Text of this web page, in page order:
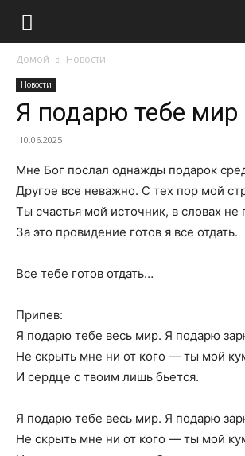
Домой Новости
Новости
Я подарю тебе мир
10.06.2025
Мне Бог послал однажды подарок
Другое все неважно. С тех пор мой
Ты счастья мой источник, в словах не
За это провидение готов я все отдать.
Все тебе готов отдать…
Припев:
Я подарю тебе весь мир. Я подарю
Не скрыть мне ни от кого — ты мой
И сердце с твоим лишь бьется.
Я подарю тебе весь мир. Я подарю
Не скрыть мне ни от кого — ты мой